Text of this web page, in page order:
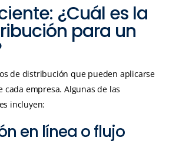
¿Cuál es la
para un
de distribución que pueden aplicarse
cada empresa. Algunas de las
incluyen:
en línea o flujo